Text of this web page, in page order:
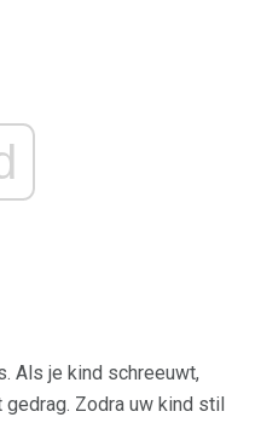
Als je kind schreeuwt,
Zodra uw kind stil